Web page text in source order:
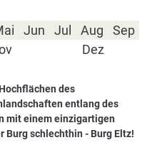
Jun Jul Aug
Sep
Dez
des
entlang des
mit einem einzigartigen
Burg schlechthin - Burg Eltz!